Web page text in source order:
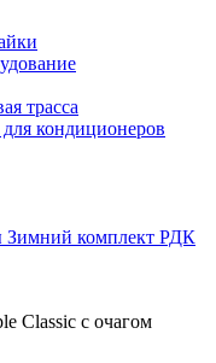
трасса
кондиционеров
комплект РДК
Classic с очагом